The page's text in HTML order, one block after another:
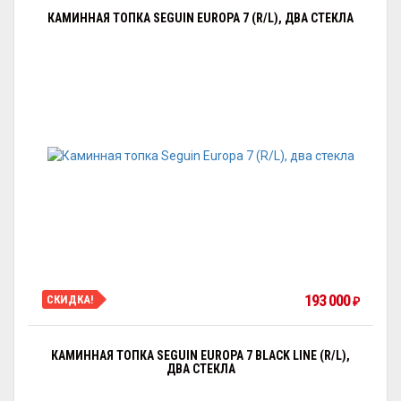
КАМИННАЯ ТОПКА SEGUIN EUROPA 7 (R/L), ДВА СТЕКЛА
СКИДКА! 193 000₽
КАМИННАЯ ТОПКА SEGUIN EUROPA 7 BLACK LINE (R/L),
ДВА СТЕКЛА